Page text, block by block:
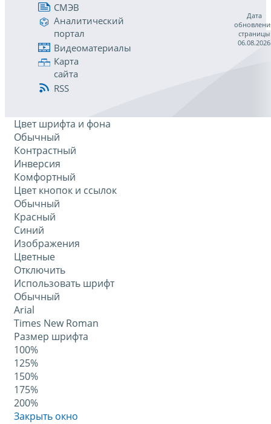
СМЭВ
Аналитический
портал
Видеоматериалы
Карта
сайта
RSS
Дата
страницы
06.08.2026
Цвет шрифта и фона
Обычный
Контрастный
Инверсия
Комфортный
Цвет кнопок и ссылок
Обычный
Красный
Синий
Изображения
Цветные
Отключить
Использовать шрифт
Обычный
Arial
Times New Roman
Размер шрифта
100%
125%
150%
175%
200%
Закрыть окно